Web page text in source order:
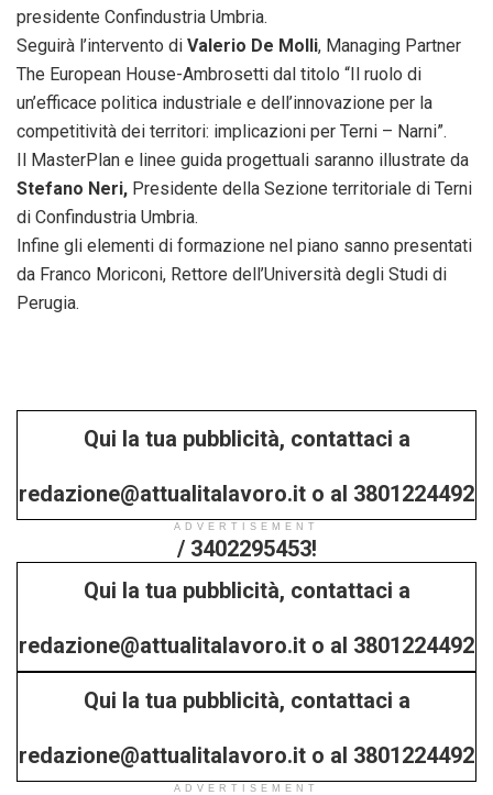
presidente Confindustria Umbria.
Seguirà l’intervento di Valerio De Molli, Managing Partner
The European House-Ambrosetti dal titolo “Il ruolo di
un’efficace politica industriale e dell’innovazione per la
competitività dei territori: implicazioni per Terni – Narni”.
Il MasterPlan e linee guida progettuali saranno illustrate da
Stefano Neri, Presidente della Sezione territoriale di Terni
di Confindustria Umbria.
Infine gli elementi di formazione nel piano sanno presentati
da Franco Moriconi, Rettore dell’Università degli Studi di
Perugia.
Qui la tua pubblicità, contattaci a
redazione@attualitalavoro.it o al 3801224492
/ 3402295453!
ADVERTISEMENT
Qui la tua pubblicità, contattaci a
redazione@attualitalavoro.it o al 3801224492
/ 3402295453!
Qui la tua pubblicità, contattaci a
redazione@attualitalavoro.it o al 3801224492
ADVERTISEMENT